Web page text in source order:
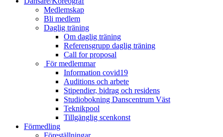
Medlemskap
Bli medlem
Daglig träning
Om daglig träning
Referensgrupp daglig träning
Call for proposal
För medlemmar
Information covid19
Auditions och arbete
Stipendier, bidrag och residens
Studiobokning Danscentrum Väst
Teknikpool
Tillgänglig scenkonst
Förmedling
Föreställningar